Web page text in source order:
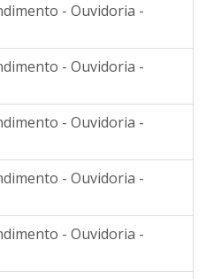
- Ouvidoria -
- Ouvidoria -
- Ouvidoria -
- Ouvidoria -
- Ouvidoria -